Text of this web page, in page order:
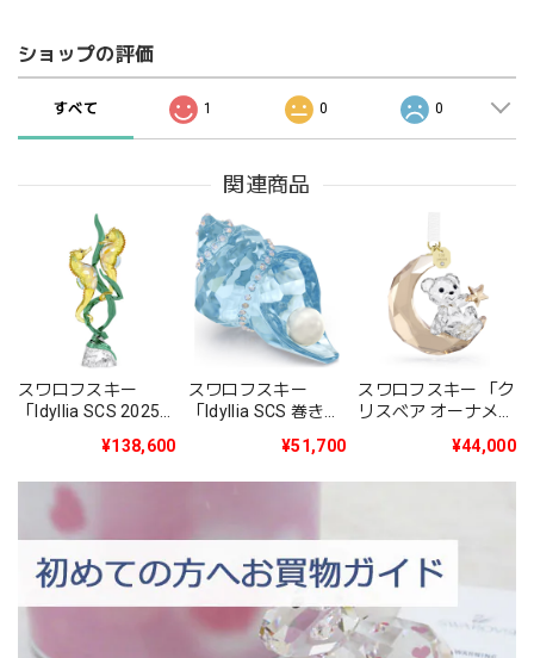
ショップの評価
すべて 1 0 0
関連商品
スワロフスキー
「Idyllia SCS 2025
オトシゴ」¥138,600
スワロフスキー
「Idyllia SCS 巻き貝
¥51,700
スワロフスキー 「ク
リスベア オーナメン
産品」5701830¥44,000